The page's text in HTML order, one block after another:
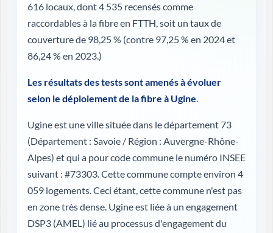
616 locaux, dont 4 535 recensés comme
raccordables à la fibre en FTTH, soit un taux de
couverture de 98,25 % (contre 97,25 % en 2024 et
86,24 % en 2023.)
Les résultats des tests sont amenés à évoluer
selon le déploiement de la fibre à Ugine.
Ugine est une ville située dans le département 73
(Département : Savoie / Région : Auvergne-Rhône-
Alpes) et qui a pour code commune le numéro INSEE
suivant : #73303. Cette commune compte environ 4
059 logements. Ceci étant, cette commune n'est pas
en zone très dense. Ugine est liée à un engagement
DSP3 (AMEL) lié au processus d'engagement du